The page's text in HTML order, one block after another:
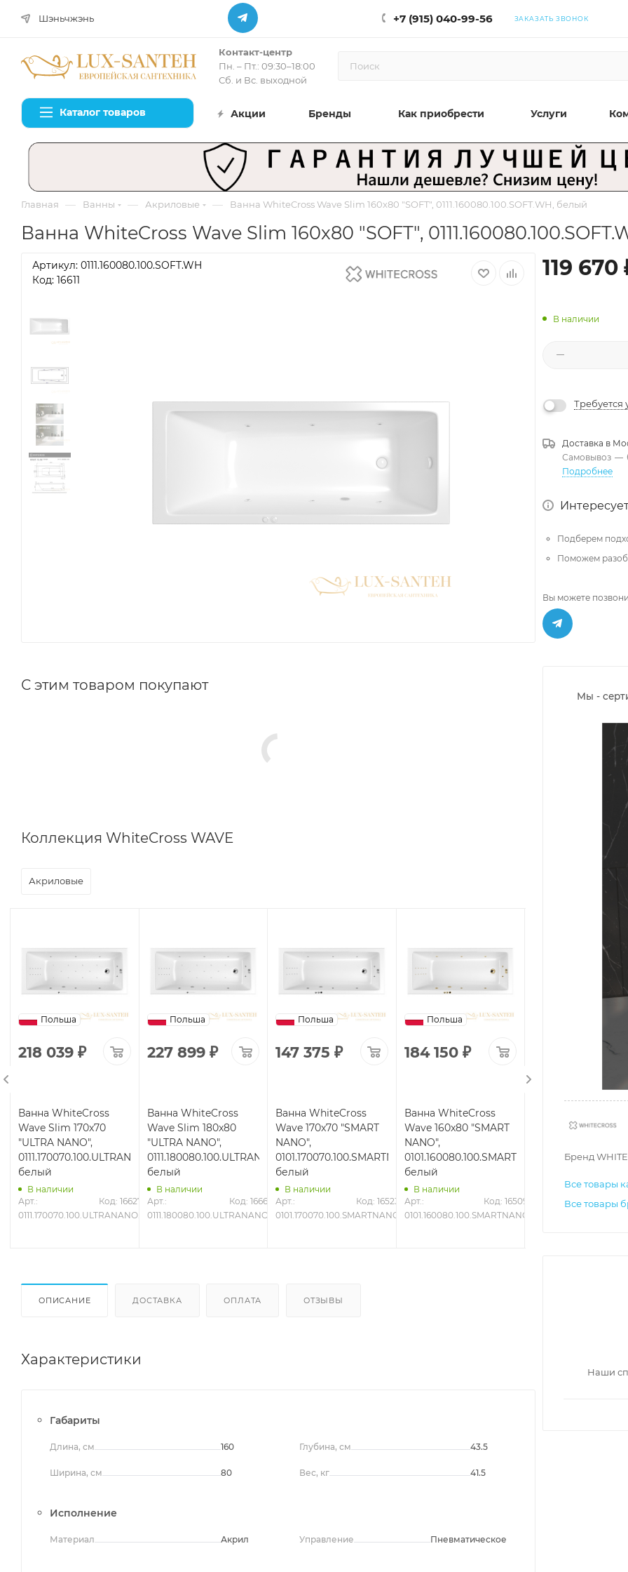
Шэньчжэнь +7 (915) 040-99-56 ЗАКАЗАТЬ ЗВОНОК
Контакт-центр
Пн. – Пт.: 09:30–18:00
Сб. и Вс. выходной
Каталог товаров Акции Бренды Как приобрести Услуги
Главная — Ванны — Акриловые — Ванна WhiteCross Wave Slim 160x80 "SOFT", 0111.160080.100.SOFT.WH, белый
Ванна WhiteCross Wave Slim 160x80 "SOFT",
Артикул: 0111.160080.100.SOFT.WH
Код: 16611
С этим товаром покупают
Коллекция WhiteCross WAVE
Акриловые
Польша
218 039 ₽
Ванна WhiteCross
Wave Slim 170x70
"ULTRA NANO",
0111.170070.100.ULTRANANO.CR,
белый
В наличии
Арт.:
0111.170070.100.ULTRANANO.CR
Код: 16627
Польша
227 899₽
Ванна WhiteCross
Wave Slim 180x80
"ULTRA NANO",
0111.180080.100.ULTRANANO.CR,
белый
В наличии
Арт.:
0111.180080.100.ULTRANANO.CR
Код: 16661
Польша
147 375 ₽
Ванна WhiteCross
Wave 170x70 "SMART
NANO",
0101.170070.100.SMARTNANO.CR,
белый
В наличии
Арт.:
0101.170070.100.SMARTNANO.CR
Код: 16523
Польша
184 150₽
Ванна WhiteCross
Wave 160x80 "SMART
NANO",
0101.160080.100.SMARTNANO.GL,
белый
В наличии
Арт.:
0101.160080.100.SMARTNANO.GL
Код: 16509
Wave Slim 170x75
В наличии
ОПИСАНИЕ ДОСТАВКА ОПЛАТА ОТЗЫВЫ
Характеристики
Габариты
Длина, см 160
Ширина, см 80
Глубина, см 43.5
Вес, кг 41.5
Исполнение
Материал Акрил Управление Пневматическое
119 670
В наличии
Требуется
Доставка в
Самовывоз —
Подробнее
Подберем
Поможем
Вы можете
Мы -
Бренд
Все товары
Все товары
Наши